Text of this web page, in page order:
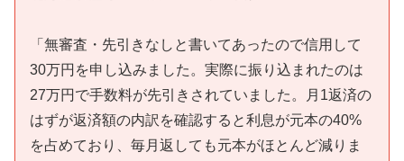
「無審査・先引きなしと書いてあったので信用して
30万円を申し込みました。実際に振り込まれたのは
27万円で手数料が先引きされていました。月1返済の
はずが返済額の内訳を確認すると利息が元本の40%
を占めており、毎月返しても元本がほとんど減りま